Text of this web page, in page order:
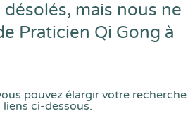
mais nous ne
Praticien Qi Gong à
pouvez élargir votre recherche
ci-dessous.